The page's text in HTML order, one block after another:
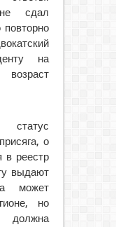
сдал
повторно
на
статус
о
в реестр
выдают
может
но